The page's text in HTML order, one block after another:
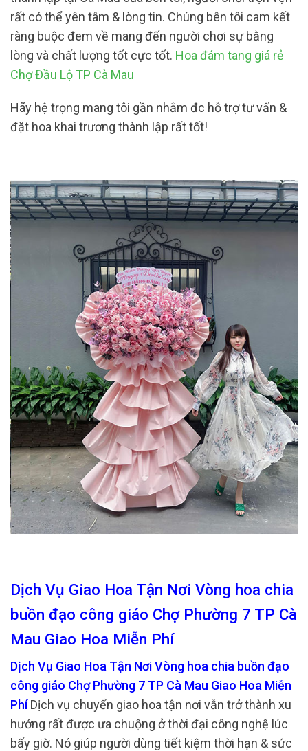
rất có thể yên tâm & lòng tin. Chúng bên tôi cam kết
ràng buộc đem về mang đến người chơi sự bằng
lòng và chất lượng tốt cực tốt. Hoa đám tang giá rẻ
Chợ Đầu Lộ TP Cà Mau
Hãy hệ trọng mang tôi gần nhằm đc hỗ trợ tư vấn &
đặt hoa khai trương thành lập rất tốt!
Dịch Vụ Giao Hoa Tận Nơi Vòng hoa chia
buồn đạo công giáo Chợ Phường 7 TP Cà
Mau Giao Hoa Miễn Phí
Dịch Vụ Giao Hoa Tận Nơi Vòng hoa chia buồn đạo
công giáo Chợ Phường 7 TP Cà Mau Giao Hoa Miễn
PhíDịch vụ chuyển giao hoa tận nơi vẫn trở thành xu
hướng rất được ưa chuộng ở thời đại công nghệ lúc
bấy giờ. Nó giúp người dùng tiết kiệm thời hạn & sức